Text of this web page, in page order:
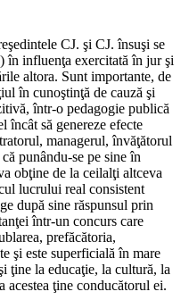
CJ. şi CJ. însuşi se
în influenţa exercitată în jur şi
altora. Sunt importante, de
în cunoştinţă de cauză şi
într-o pedagogie publică
încât să genereze efecte
managerul, învăţătorul
punându-se pe sine în
obţine de la ceilalţi altceva
lucrului real consistent
după sine răspunsul prin
într-un concurs care
prefăcătoria,
şi este superficială în mare
ţine la educaţie, la cultură, la
ţine conducătorul ei.